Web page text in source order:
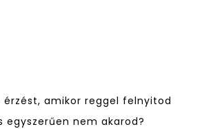
érzést, amikor reggel felnyitod
egyszerűen nem akarod?